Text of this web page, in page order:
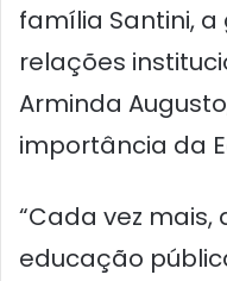
família Santini,
relações
Arminda
importância da
“Cada vez
educação